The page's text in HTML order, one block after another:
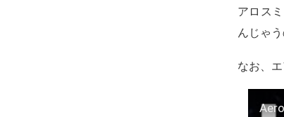
アロス
んじゃ
なお、